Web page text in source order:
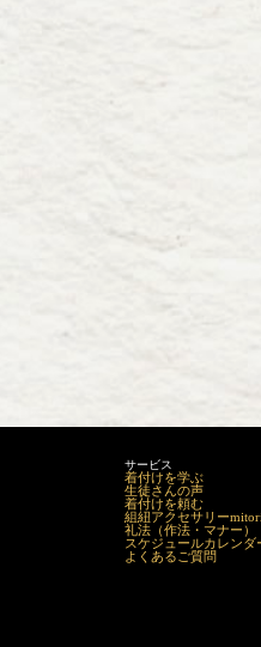
サービス
着付けを学ぶ
生徒さんの声
着付けを頼む
組紐アクセサリー
礼法（作法・マナー）
スケジュールカレンダ
よくあるご質問